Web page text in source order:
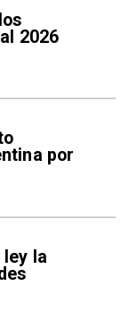
2026
por
ley la